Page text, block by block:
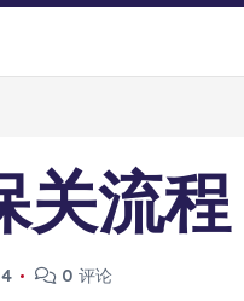
关流程
0 评论